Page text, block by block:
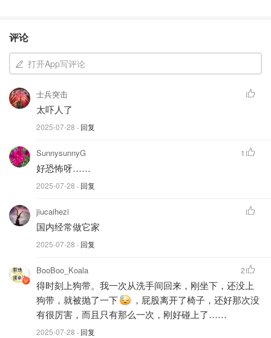
飞行员必须立刻执行，即使来自空管的指令不同，TCAS具
有优先权。
这次事件正是TCAS成功预警、规避潜在空中冲突的典型案
例。
虽然这次经历对乘客来说“非常吓人”，但从航空安全角度
看，飞行员、飞机系统和机组人员都做出了标准且及时的应
对。
最后，大家在坐飞机时一定要记得：
无论航程多短，安全带要全程系好
起飞和下降阶段，不要松懈，也尽量避免走动
评论
打开App写评论
士兵突击
太吓人了
2025-07-28 · 回复
SunnysunnyG
好恐怖呀……
2025-07-28 · 回复
1
jiucaihezi
国内经常做它家
2025-07-28 · 回复
BooBoo_Koala
得时刻上狗带。我一次从洗手间回来，刚坐下，还没上
狗带，就被抛了一下
，屁股离开了椅子，还好那次没
有很厉害，而且只有那么一次，刚好碰上了……
2025-07-28 · 回复
2